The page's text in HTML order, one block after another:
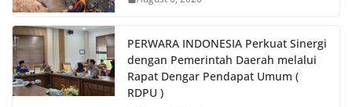
PERWARA INDONESIA Perkuat Sinergi
dengan Pemerintah Daerah melalui
Rapat Dengar Pendapat Umum (
RDPU )